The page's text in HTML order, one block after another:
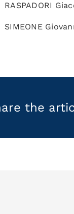
RASPADORI
SIMEONE
the